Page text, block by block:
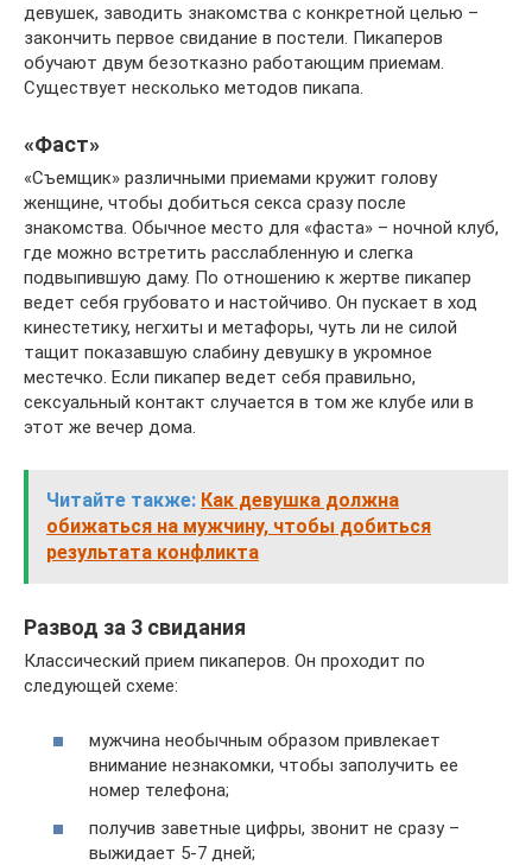
девушек, заводить знакомства с конкретной целью –
закончить первое свидание в постели. Пикаперов
обучают двум безотказно работающим приемам.
Существует несколько методов пикапа.
«Фаст»
«Съемщик» различными приемами кружит голову
женщине, чтобы добиться секса сразу после
знакомства. Обычное место для «фаста» – ночной клуб,
где можно встретить расслабленную и слегка
подвыпившую даму. По отношению к жертве пикапер
ведет себя грубовато и настойчиво. Он пускает в ход
кинестетику, негхиты и метафоры, чуть ли не силой
тащит показавшую слабину девушку в укромное
местечко. Если пикапер ведет себя правильно,
сексуальный контакт случается в том же клубе или в
этот же вечер дома.
Читайте также: Как девушка должна
обижаться на мужчину, чтобы добиться
результата конфликта
Развод за 3 свидания
Классический прием пикаперов. Он проходит по
следующей схеме:
мужчина необычным образом привлекает
внимание незнакомки, чтобы заполучить ее
номер телефона;
получив заветные цифры, звонит не сразу –
выжидает 5-7 дней;